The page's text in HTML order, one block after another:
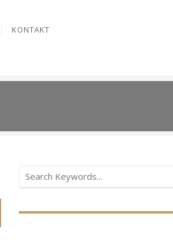
KONTAKT